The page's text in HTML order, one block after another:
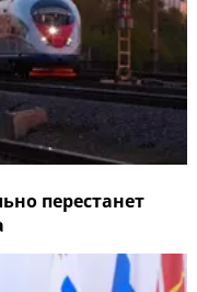
перестанет